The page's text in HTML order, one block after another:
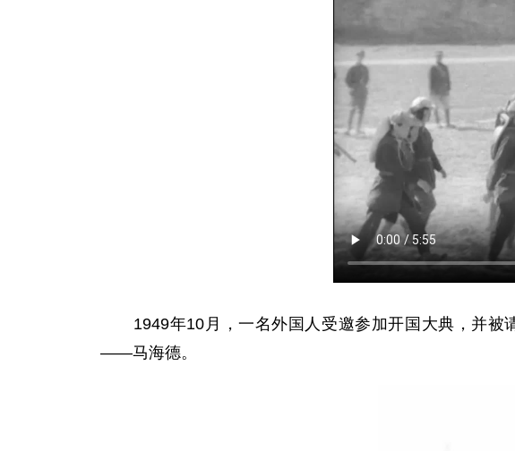
1949年10月，一名外国人受邀参加开国大典，并被
——马海德。